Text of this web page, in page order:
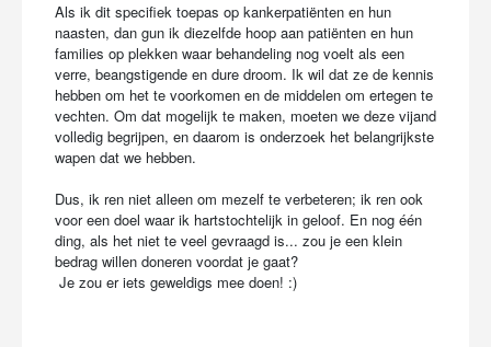
Als ik dit specifiek toepas op kankerpatiënten en hun
naasten, dan gun ik diezelfde hoop aan patiënten en hun
families op plekken waar behandeling nog voelt als een
verre, beangstigende en dure droom. Ik wil dat ze de kennis
hebben om het te voorkomen en de middelen om ertegen te
vechten. Om dat mogelijk te maken, moeten we deze vijand
volledig begrijpen, en daarom is onderzoek het belangrijkste
wapen dat we hebben.
Dus, ik ren niet alleen om mezelf te verbeteren; ik ren ook
voor een doel waar ik hartstochtelijk in geloof. En nog één
ding, als het niet te veel gevraagd is... zou je een klein
bedrag willen doneren voordat je gaat?
Je zou er iets geweldigs mee doen! :)